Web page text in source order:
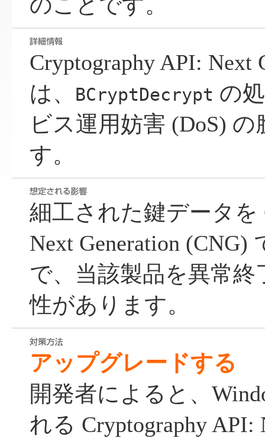
のことです。
Cryptography API: Next
は、
BCryptDecrypt の
ビス運用妨害 (DoS)
す。
細工された鍵データを
Next Generation (CNG)
で、当該製品を異常
性があります。
アップグレードする
開発者によると、
れる Cryptography API: